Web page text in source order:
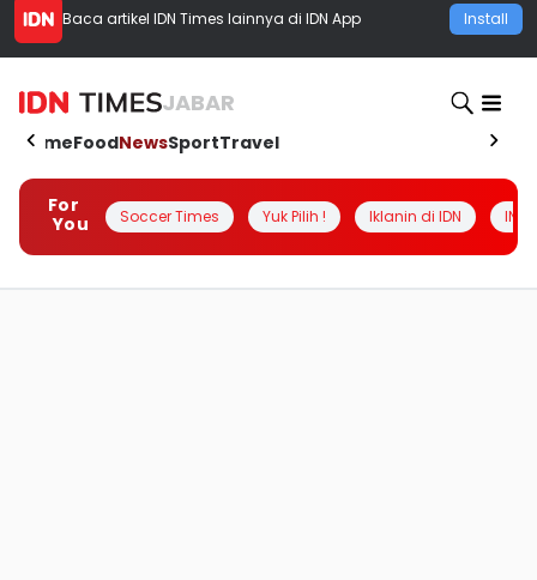
Baca artikel IDN Times lainnya di IDN App Install
JABAR
HomeFoodNewsSportTravel
For
You
Soccer Times Yuk Pilih ! Iklanin di IDN